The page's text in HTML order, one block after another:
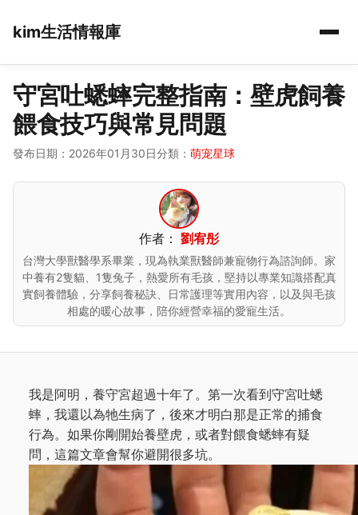
kim生活情報庫
守宮吐蟋蟀完整指南：壁虎飼養
餵食技巧與常見問題
發布日期：2026年01月30日分類： 萌宠星球
作者： 劉宥彤
台灣大學獸醫學系畢業，現為執業獸醫師兼寵物行為諮詢師。家
中養有2隻貓、1隻兔子，熱愛所有毛孩，堅持以專業知識搭配真
實飼養體驗，分享飼養秘訣、日常護理等實用內容，以及與毛孩
相處的暖心故事，陪你經營幸福的愛寵生活。
我是阿明，養守宮超過十年了。第一次看到守宮吐蟋
蟀，我還以為牠生病了，後來才明白那是正常的捕食
行為。如果你剛開始養壁虎，或者對餵食蟋蟀有疑
問，這篇文章會幫你避開很多坑。